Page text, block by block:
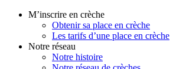
M’inscrire en crèche
Obtenir sa place en crèche
Les tarifs d’une place en crèche
Notre réseau
Notre histoire